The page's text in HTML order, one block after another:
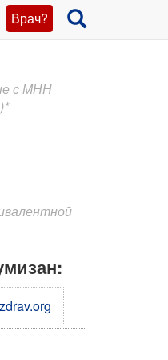
Врач?
с МНН